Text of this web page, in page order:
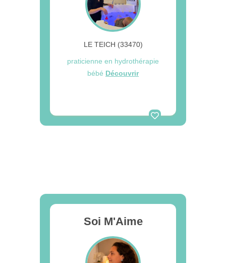
LE TEICH (33470)
praticienne en hydrothérapie
bébé Découvrir
Soi M'Aime